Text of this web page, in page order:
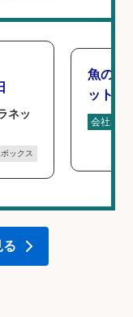
ネッ
ックス
魚の「
ットを
会社名
る